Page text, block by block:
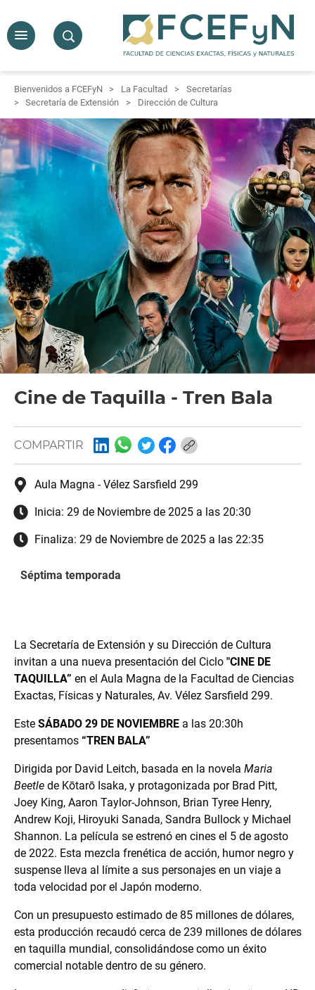
Bienvenidos a FCEFyN La Facultad
Secretarías
Secretaría de Extensión
Dirección de Cultura
Cine de Taquilla - Tren Bala
COMPARTIR
Aula Magna - Vélez Sarsfield 299
Inicia: 29 de Noviembre de 2025 a las 20:30
Finaliza: 29 de Noviembre de 2025 a las 22:35
Séptima temporada
La Secretaría de Extensión y su Dirección de Cultura
invitan a una nueva presentación del Ciclo "CINE DE
TAQUILLA” en el Aula Magna de la Facultad de Ciencias
Exactas, Físicas y Naturales, Av. Vélez Sarsfield 299.
Este SÁBADO 29 DE NOVIEMBREa las 20:30h
presentamos “TREN BALA”
Dirigida por David Leitch, basada en la novela Maria
Beetlede Kōtarō Isaka, y protagonizada por Brad Pitt,
Joey King, Aaron Taylor-Johnson, Brian Tyree Henry,
Andrew Koji, Hiroyuki Sanada, Sandra Bullock y Michael
Shannon. La película se estrenó en cines el 5 de agosto
de 2022. Esta mezcla frenética de acción, humor negro y
suspense lleva al límite a sus personajes en un viaje a
toda velocidad por el Japón moderno.
Con un presupuesto estimado de 85 millones de dólares,
esta producción recaudó cerca de 239 millones de dólares
en taquilla mundial, consolidándose como un éxito
comercial notable dentro de su género.